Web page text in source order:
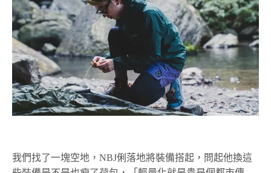
我們找了一塊空地，NBJ俐落地將裝備搭起，問起他換這